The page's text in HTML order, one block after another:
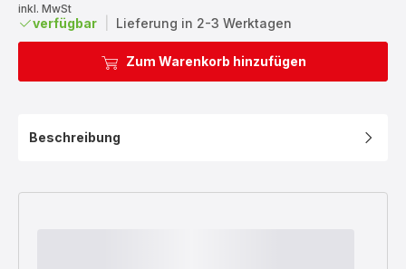
inkl. MwSt
verfügbar Lieferung in 2-3 Werktagen
Zum Warenkorb hinzufügen
Beschreibung